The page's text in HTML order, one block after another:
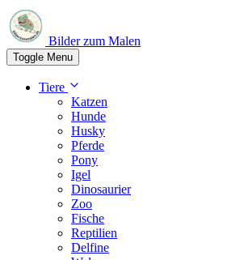
Bilder zum Malen
Toggle Menu
Tiere
Katzen
Hunde
Husky
Pferde
Pony
Igel
Dinosaurier
Zoo
Fische
Reptilien
Delfine